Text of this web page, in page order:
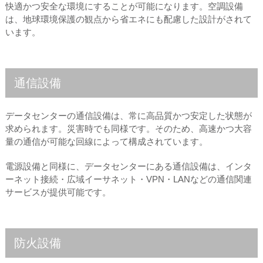
快適かつ安全な環境にすることが可能になります。空調設備
は、地球環境保護の観点から省エネにも配慮した設計がされて
います。
通信設備
データセンターの通信設備は、常に高品質かつ安定した状態が
求められます。災害時でも同様です。そのため、高速かつ大容
量の通信が可能な回線によって構成されています。
電源設備と同様に、データセンターにある通信設備は、インタ
ーネット接続・広域イーサネット・VPN・LANなどの通信関連
サービスが提供可能です。
防火設備